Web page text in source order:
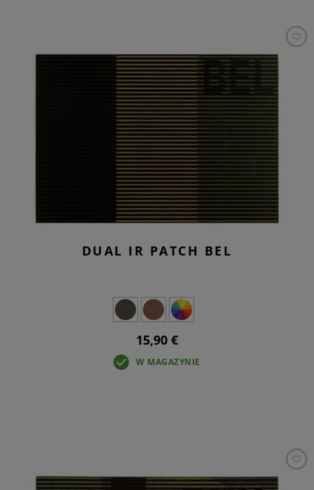
DUAL IR PATCH BEL
15,90 €
W MAGAZYNIE